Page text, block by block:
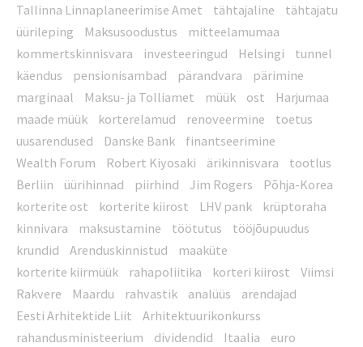
Tallinna Linnaplaneerimise Amet
tähtajaline
tähtajatu
üürileping
Maksusoodustus
mitteelamumaa
kommertskinnisvara
investeeringud Helsingi
tunnel
käendus
pensionisambad pärandvara
pärimine
marginaal
Maksu- ja Tolliamet müük ost
Harjumaa
maade müük
korterelamud renoveermine
toetus
uusarendused
Danske Bank
finantseerimine
Wealth Forum
Robert Kiyosaki ärikinnisvara
tootlus
Berliin
üürihinnad piirhind Jim Rogers
Põhja-Korea
korterite ost
korterite kiirost LHV pank
krüptoraha
kinnivara
maksustamine töötutus
tööjõupuudus
krundid
Arenduskinnistud
maaküte
korterite kiirmüük
rahapoliitika korteri kiirost
Viimsi
Rakvere
Maardu rahvastik analüüs
arendajad
Eesti Arhitektide Liit
Arhitektuurikonkurss
rahandusministeerium
dividendid Itaalia
euro